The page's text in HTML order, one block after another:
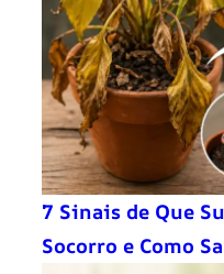
7 Sinais de Que
Socorro e Como